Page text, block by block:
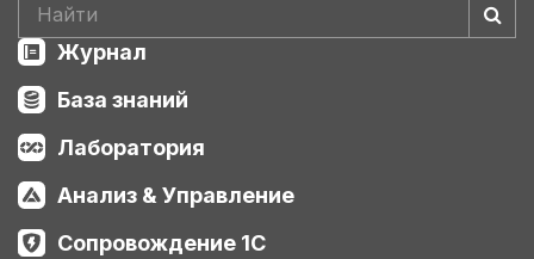
Журнал
База знаний
Лаборатория
Анализ & Управление
Сопровождение 1С